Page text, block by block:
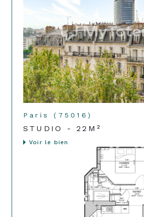
Paris (75016)
STUDIO - 22M²
Voir le bien